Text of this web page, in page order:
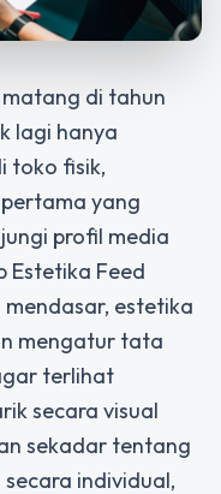
di tahun
lagi hanya
toko fisik,
yang
profil media
Estetika Feed
estetika
mengatur tata
terlihat
secara visual
sekadar tentang
individual,